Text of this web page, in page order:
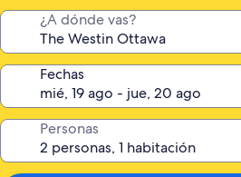
¿A dónde vas?
Fechas
Personas